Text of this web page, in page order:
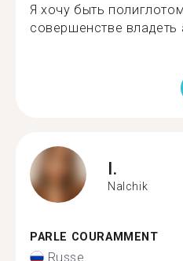
Я хочу быть
совершенстве владеть
I.
Nalchik
PARLE COURAMMENT
Russe